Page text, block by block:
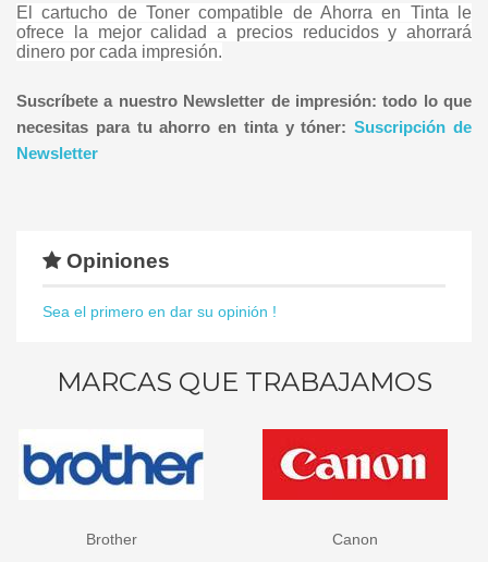
El cartucho de Toner compatible de Ahorra en Tinta le
ofrece la mejor calidad a precios reducidos y ahorrará
dinero por cada impresión.
Suscríbete a nuestro Newsletter de impresión: todo lo que
necesitas para tu ahorro en tinta y tóner:Suscripción de
Newsletter
Opiniones
Sea el primero en dar su opinión !
MARCAS QUE TRABAJAMOS
Brother Canon